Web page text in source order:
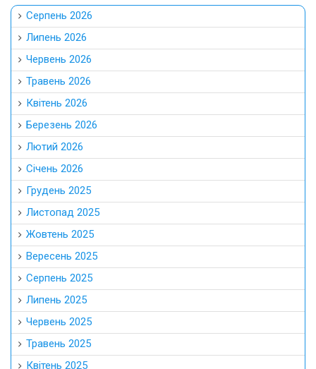
Серпень 2026
Липень 2026
Червень 2026
Травень 2026
Квітень 2026
Березень 2026
Лютий 2026
Січень 2026
Грудень 2025
Листопад 2025
Жовтень 2025
Вересень 2025
Серпень 2025
Липень 2025
Червень 2025
Травень 2025
Квітень 2025